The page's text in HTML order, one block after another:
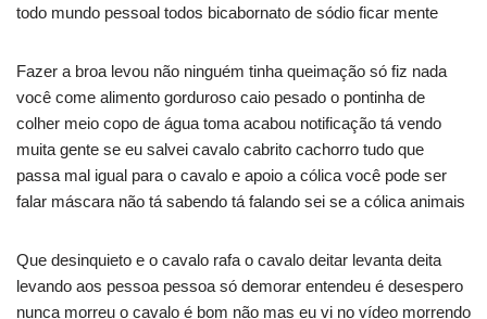
todo mundo pessoal todos bicabornato de sódio ficar mente
Fazer a broa levou não ninguém tinha queimação só fiz nada
você come alimento gorduroso caio pesado o pontinha de
colher meio copo de água toma acabou notificação tá vendo
muita gente se eu salvei cavalo cabrito cachorro tudo que
passa mal igual para o cavalo e apoio a cólica você pode ser
falar máscara não tá sabendo tá falando sei se a cólica animais
Que desinquieto e o cavalo rafa o cavalo deitar levanta deita
levando aos pessoa pessoa só demorar entendeu é desespero
nunca morreu o cavalo é bom não mas eu vi no vídeo morrendo